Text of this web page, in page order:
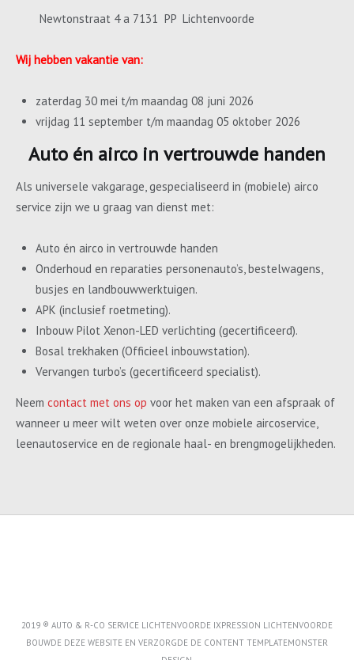
Newtonstraat 4 a 7131 PP Lichtenvoorde
Wij hebben vakantie van:
zaterdag 30 mei t/m maandag 08 juni 2026
vrijdag 11 september t/m maandag 05 oktober 2026
Auto én airco in vertrouwde handen
Als universele vakgarage, gespecialiseerd in (mobiele) airco
service zijn we u graag van dienst met:
Auto én airco in vertrouwde handen
Onderhoud en reparaties personenauto’s, bestelwagens,
busjes en landbouwwerktuigen.
APK (inclusief roetmeting).
Inbouw Pilot Xenon-LED verlichting (gecertificeerd).
Bosal trekhaken (Officieel inbouwstation).
Vervangen turbo’s (gecertificeerd specialist).
Neem contact met ons op voor het maken van een afspraak of
wanneer u meer wilt weten over onze mobiele aircoservice,
leenautoservice en de regionale haal- en brengmogelijkheden.
2019 ® AUTO & R-CO SERVICE LICHTENVOORDE IXPRESSION LICHTENVOORDE
BOUWDE DEZE WEBSITE EN VERZORGDE DE CONTENT TEMPLATEMONSTER